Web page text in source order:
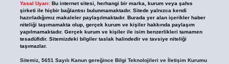
Yasal Uyarı: Bu internet sitesi, herhangi bir marka, kurum veya şahıs
şirketi ile hiçbir bağlantısı bulunmamaktadır. Sitede yalnızca kendi
hazırladığımız makaleler paylaşılmaktadır. Burada yer alan içerikler haber
niteliği taşımamakta olup, gerçek kurum ve kişiler hakkında paylaşım
yapılmamaktadır. Gerçek kurum ve kişiler ile isim benzerlikleri tamamen
tesadüfidir. Sitemizdeki bilgiler taslak halindedir ve tavsiye niteliği
taşımazlar.
Sitemiz, 5651 Sayılı Kanun gereğince Bilgi Teknolojileri ve İletişim Kurumu